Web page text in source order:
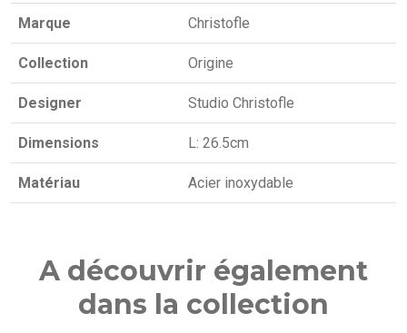
Marque Christofle
Collection Origine
Designer Studio Christofle
Dimensions L: 26.5cm
Matériau Acier inoxydable
A découvrir également
dans la collection